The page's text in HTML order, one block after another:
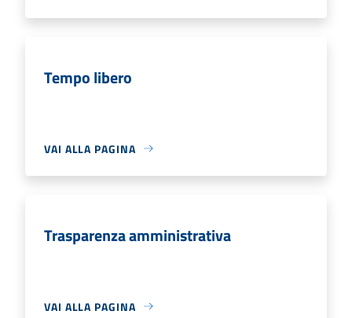
Tempo libero
VAI ALLA PAGINA
Trasparenza amministrativa
VAI ALLA PAGINA